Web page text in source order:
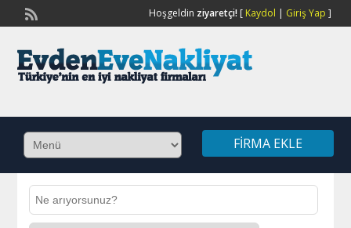
Hoşgeldin ziyaretçi![ Kaydol | Giriş Yap ]
FIRMA EKLE